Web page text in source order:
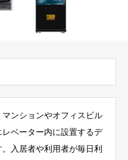
マンションやオフィスビル
ベーター内に設置するデ
入居者や利用者が毎日利